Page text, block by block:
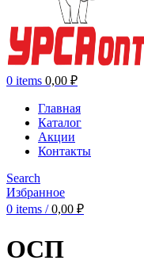
0 items 0,00 ₽
Главная
Каталог
Акции
Контакты
Search
Избранное
0 items / 0,00 ₽
ОСП